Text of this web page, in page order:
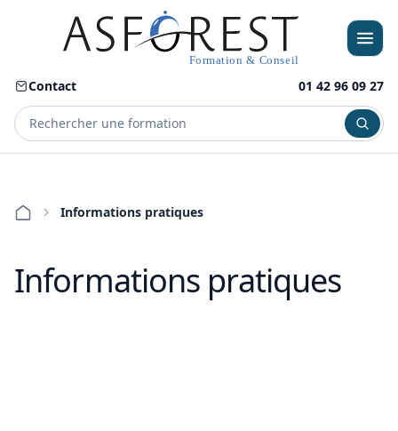
Contact 01 42 96 09 27
Informations pratiques
Informations pratiques